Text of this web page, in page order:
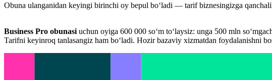
Obuna ulanganidan keyingi birinchi oy bepul bo‘ladi — tarif biznesingizga
Business Pro obunasi uchun oyiga 600 000 so‘m to‘laysiz: unga 500 mln
Tarifni keyinroq tanlasangiz ham bo‘ladi. Hozir bazaviy xizmatdan foydalanishni